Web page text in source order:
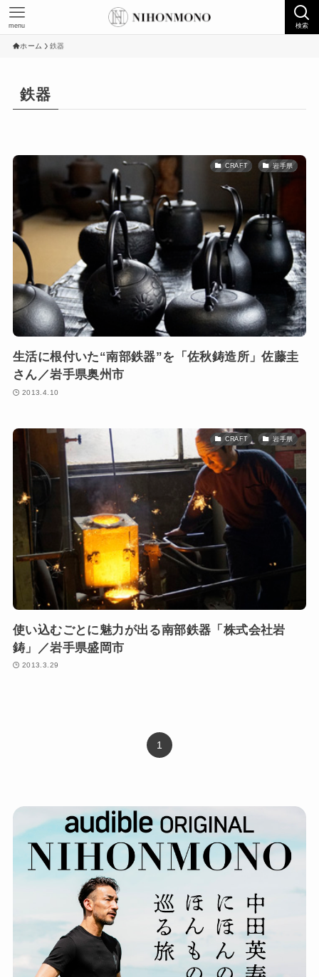
検索
menu
ホーム 鉄器
鉄器
CRAFT 岩手県
生活に根付いた“南部鉄器”を「佐秋鋳造所」佐藤圭
さん／岩手県奥州市
2013.4.10
CRAFT 岩手県
使い込むごとに魅力が出る南部鉄器「株式会社岩
鋳」／岩手県盛岡市
2013.3.29
1